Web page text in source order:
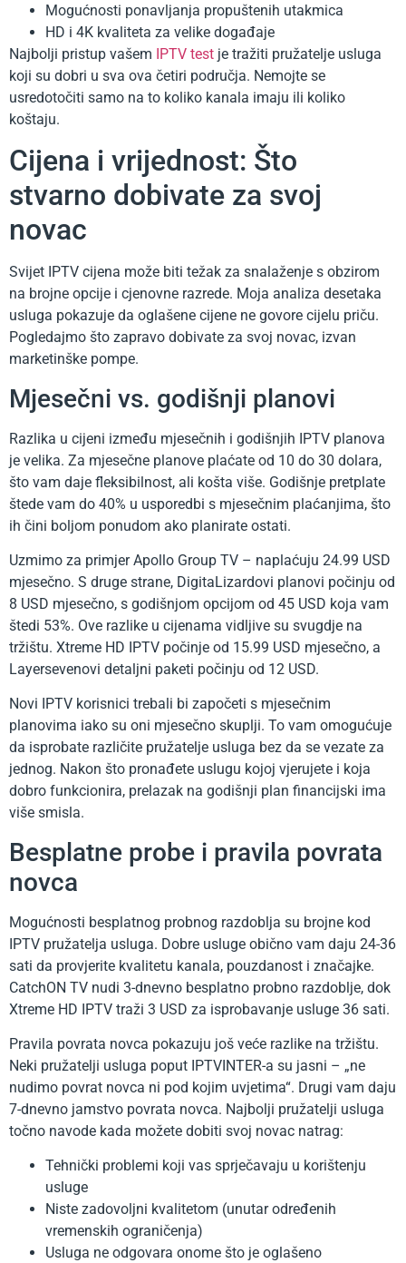
Mogućnosti ponavljanja propuštenih utakmica
HD i 4K kvaliteta za velike događaje
Najbolji pristup vašem IPTV test je tražiti pružatelje usluga
koji su dobri u sva ova četiri područja. Nemojte se
usredotočiti samo na to koliko kanala imaju ili koliko
koštaju.
Cijena i vrijednost: Što
stvarno dobivate za svoj
novac
Svijet IPTV cijena može biti težak za snalaženje s obzirom
na brojne opcije i cjenovne razrede. Moja analiza desetaka
usluga pokazuje da oglašene cijene ne govore cijelu priču.
Pogledajmo što zapravo dobivate za svoj novac, izvan
marketinške pompe.
Mjesečni vs. godišnji planovi
Razlika u cijeni između mjesečnih i godišnjih IPTV planova
je velika. Za mjesečne planove plaćate od 10 do 30 dolara,
što vam daje fleksibilnost, ali košta više. Godišnje pretplate
štede vam do 40% u usporedbi s mjesečnim plaćanjima, što
ih čini boljom ponudom ako planirate ostati.
Uzmimo za primjer Apollo Group TV – naplaćuju 24.99 USD
mjesečno. S druge strane, DigitaLizardovi planovi počinju od
8 USD mjesečno, s godišnjom opcijom od 45 USD koja vam
štedi 53%. Ove razlike u cijenama vidljive su svugdje na
tržištu. Xtreme HD IPTV počinje od 15.99 USD mjesečno, a
Layersevenovi detaljni paketi počinju od 12 USD.
Novi IPTV korisnici trebali bi započeti s mjesečnim
planovima iako su oni mjesečno skuplji. To vam omogućuje
da isprobate različite pružatelje usluga bez da se vezate za
jednog. Nakon što pronađete uslugu kojoj vjerujete i koja
dobro funkcionira, prelazak na godišnji plan financijski ima
više smisla.
Besplatne probe i pravila povrata
novca
Mogućnosti besplatnog probnog razdoblja su brojne kod
IPTV pružatelja usluga. Dobre usluge obično vam daju 24-36
sati da provjerite kvalitetu kanala, pouzdanost i značajke.
CatchON TV nudi 3-dnevno besplatno probno razdoblje, dok
Xtreme HD IPTV traži 3 USD za isprobavanje usluge 36 sati.
Pravila povrata novca pokazuju još veće razlike na tržištu.
Neki pružatelji usluga poput IPTVINTER-a su jasni – „ne
nudimo povrat novca ni pod kojim uvjetima“. Drugi vam daju
7-dnevno jamstvo povrata novca. Najbolji pružatelji usluga
točno navode kada možete dobiti svoj novac natrag:
Tehnički problemi koji vas sprječavaju u korištenju
usluge
Niste zadovoljni kvalitetom (unutar određenih
vremenskih ograničenja)
Usluga ne odgovara onome što je oglašeno